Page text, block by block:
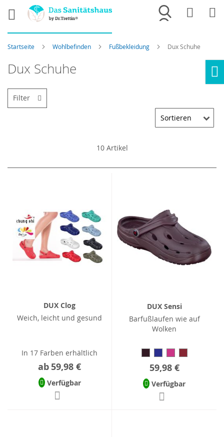
Merkliste
Startseite Wohlbefinden Fußbekleidung Dux Schuhe
Dux Schuhe
10Artikel
DUX Clog
Weich, leicht und gesund
In 17 Farben erhältlich
ab 59,98 €
Verfügbar
DUX Sensi
Barfußlaufen wie auf
Wolken
59,98 €
Verfügbar
Filter